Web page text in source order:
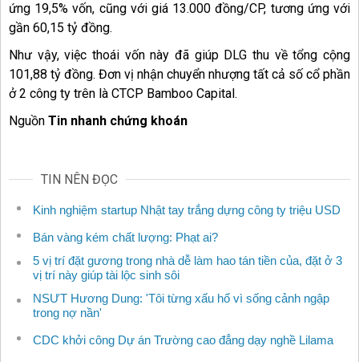
ứng 19,5% vốn, cũng với giá 13.000 đồng/CP, tương ứng với
gần 60,15 tỷ đồng.
Như vậy, việc thoái vốn này đã giúp DLG thu về tổng cộng
101,88 tỷ đồng. Đơn vị nhận chuyển nhượng tất cả số cổ phần
ở 2 công ty trên là CTCP Bamboo Capital.
Nguồn Tin nhanh chứng khoán
TIN NÊN ĐỌC
Kinh nghiệm startup Nhật tay trắng dựng công ty triệu USD
Bán vàng kém chất lượng: Phạt ai?
5 vị trí đặt gương trong nhà dễ làm hao tán tiền của, đặt ở 3
vị trí này giúp tài lộc sinh sôi
NSƯT Hương Dung: 'Tôi từng xấu hổ vì sống cảnh ngập
trong nợ nần'
CDC khởi công Dự án Trường cao đẳng dạy nghề Lilama